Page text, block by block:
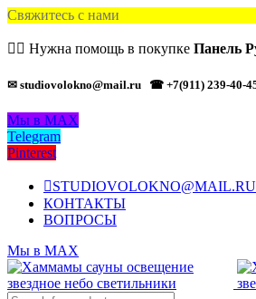
Свяжитесь с нами
🙋‍♂️ Нужна помощь в покупке Панель
✉ studiovolokno@mail.ru ☎ +7(911) 239-40-
Мы в MAX
Telegram
Pinterest
STUDIOVOLOKNO@MAIL.RU
КОНТАКТЫ
ВОПРОСЫ
Мы в MAX